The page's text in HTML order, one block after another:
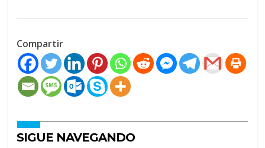
Compartir
SIGUE NAVEGANDO